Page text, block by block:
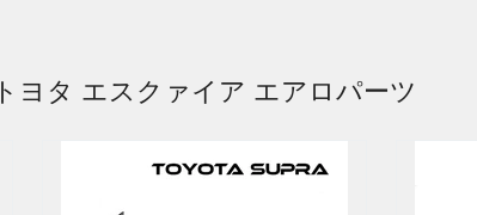
トヨタ エスクァイア エアロパーツ